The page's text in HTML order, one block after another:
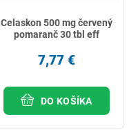
Celaskon 500 mg červený
pomaranč 30 tbl eff
7,77 €
DO KOŠÍKA